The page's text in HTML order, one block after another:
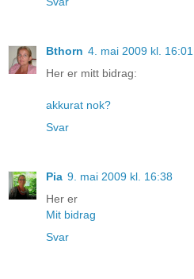
Bthorn 4. mai 2009 kl. 16:01
Her er mitt bidrag:
akkurat nok?
Svar
Pia 9. mai 2009 kl. 16:38
Her er
Mit bidrag
Svar